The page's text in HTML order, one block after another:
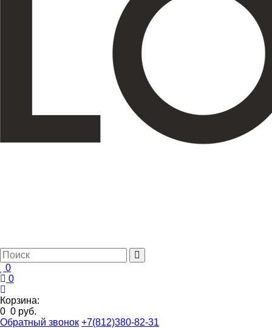
0
0
Корзина:
0 0 руб.
Обратный звонок +7(812)380-82-31